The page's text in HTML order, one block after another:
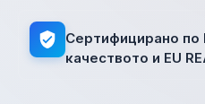
Сертифицирано по
качеството и EU